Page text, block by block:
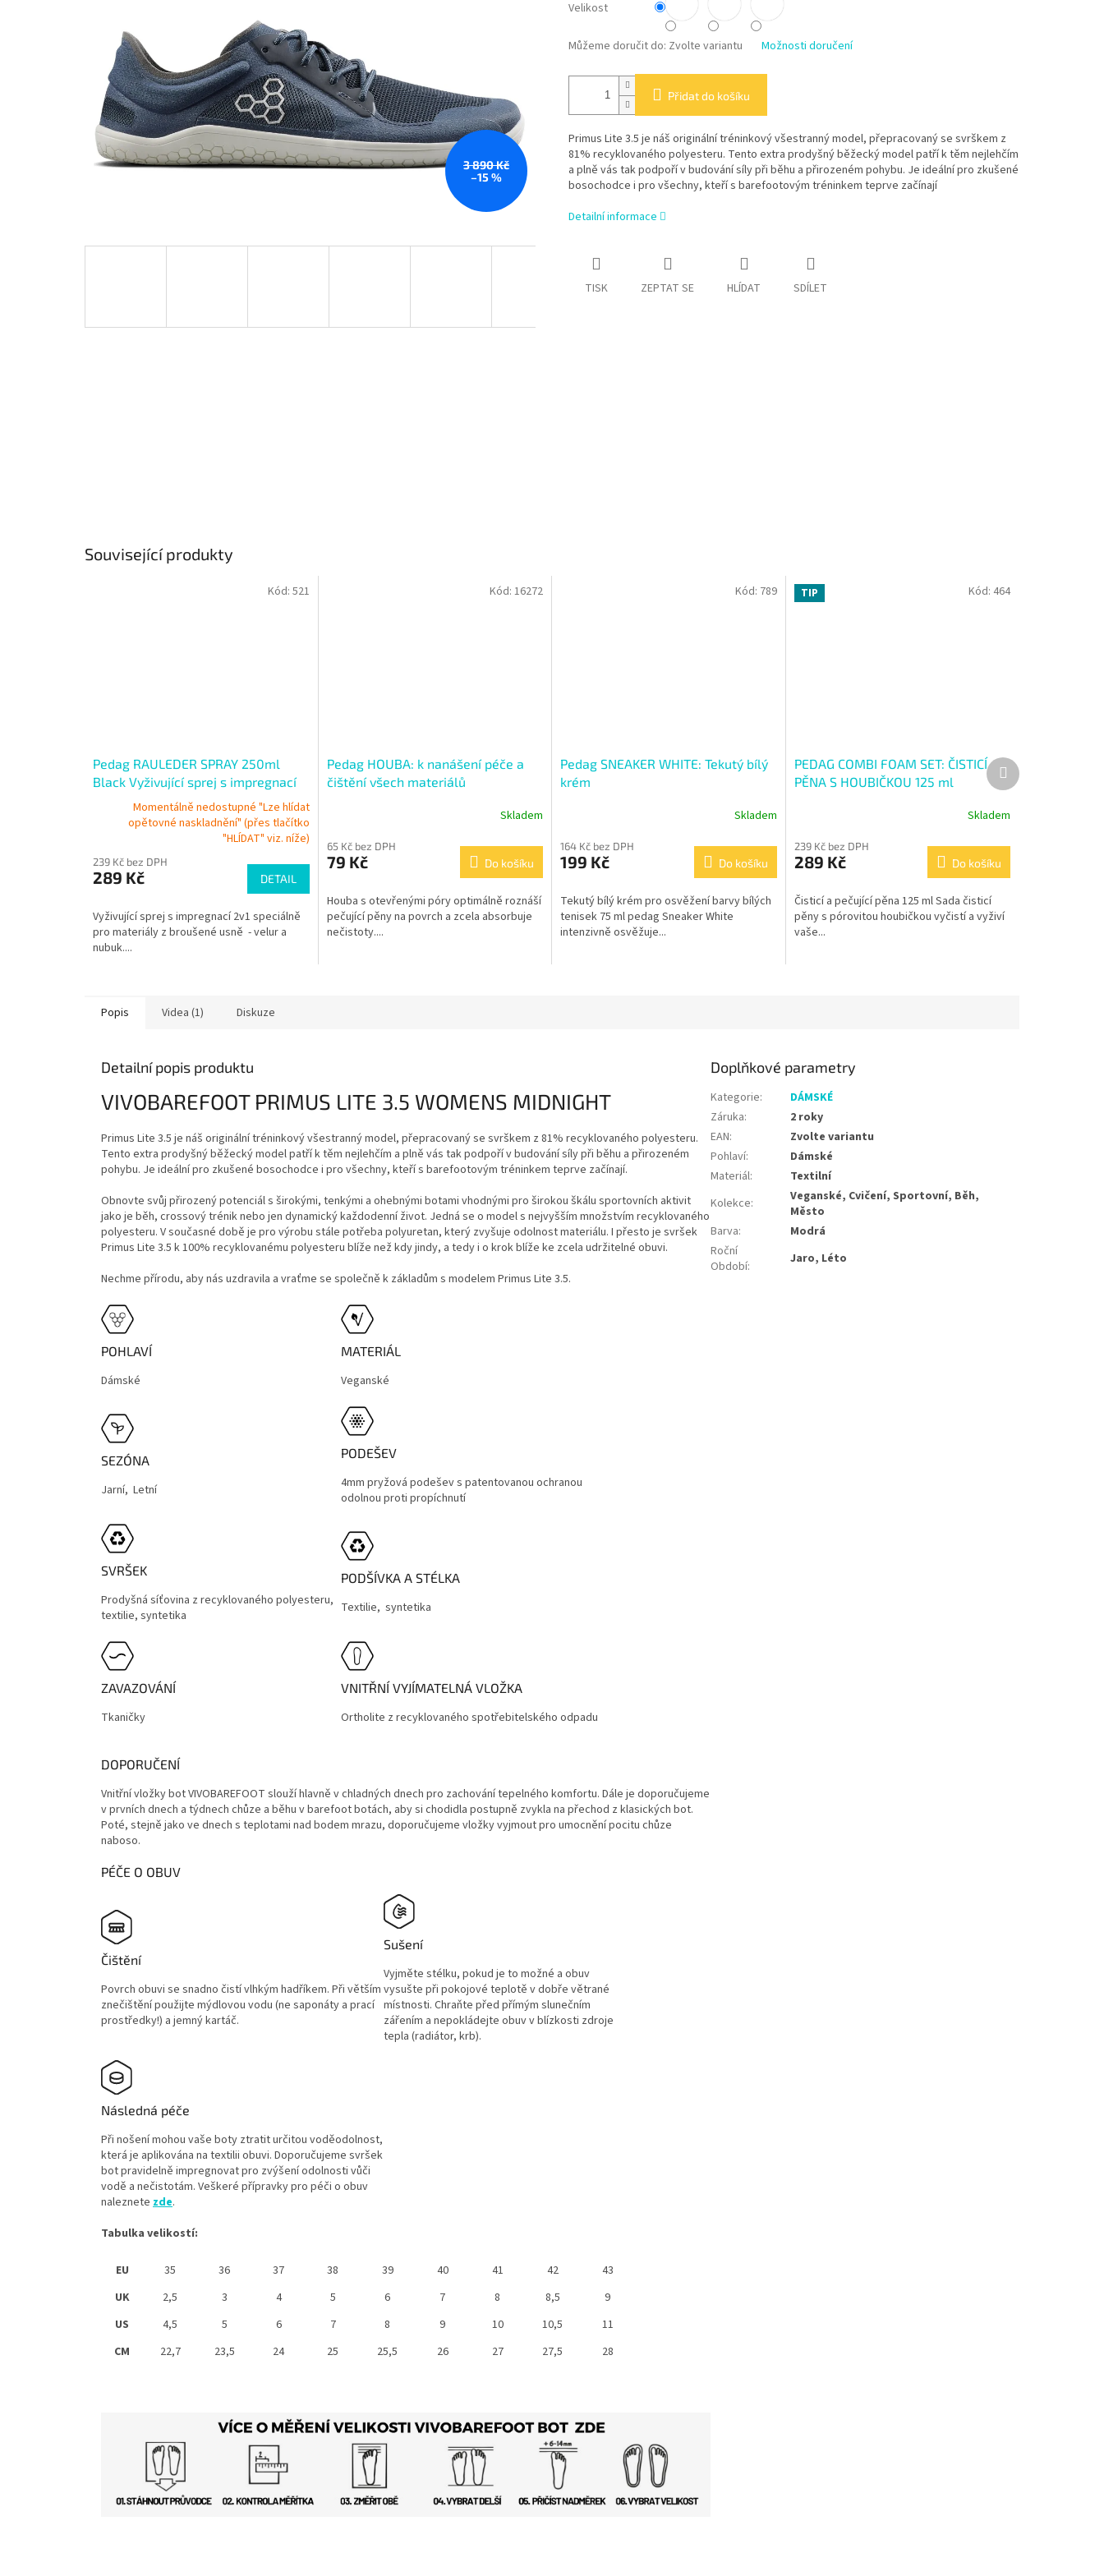
3 890 Kč
–15 %
Velikost
Můžeme doručit do: Zvolte variantu Možnosti doručení
Přidat do košíku
Primus Lite 3.5 je náš originální tréninkový všestranný model, přepracovaný se svrškem z
81% recyklovaného polyesteru. Tento extra prodyšný běžecký model patří k těm nejlehčím
a plně vás tak podpoří v budování síly při běhu a přirozeném pohybu. Je ideální pro zkušené
bosochodce i pro všechny, kteří s barefootovým tréninkem teprve začínají
Detailní informace
TISK ZEPTAT SE HLÍDAT SDÍLET
Související produkty
Pedag RAULEDER SPRAY 250ml
Black Vyživující sprej s impregnací
Momentálně nedostupné "Lze hlídat
opětovné naskladnění" (přes tlačítko
"HLÍDAT" viz. níže)
239 Kč bez DPH
289 Kč DETAIL
Vyživující sprej s impregnací 2v1 speciálně
pro materiály z broušené usně - velur a
nubuk....
Kód: 521
Pedag HOUBA: k nanášení péče a
čištění všech materiálů
Skladem
65 Kč bez DPH
79 Kč Do košíku
Houba s otevřenými póry optimálně roznáší
pečující pěny na povrch a zcela absorbuje
nečistoty....
Kód: 16272
Pedag SNEAKER WHITE: Tekutý bílý
krém
Skladem
164 Kč bez DPH
199 Kč Do košíku
Tekutý bílý krém pro osvěžení barvy bílých
tenisek 75 ml pedag Sneaker White
intenzivně osvěžuje...
Kód: 789 TIP
PEDAG COMBI FOAM SET: ČISTICÍ
PĚNA S HOUBIČKOU 125 ml
Skladem
239 Kč bez DPH
289 Kč Do košíku
Čisticí a pečující pěna 125 ml Sada čisticí
pěny s pórovitou houbičkou vyčistí a vyživí
vaše...
Kód: 464
Další
produkt
Popis Videa (1) Diskuze
Detailní popis produktu
VIVOBAREFOOT PRIMUS LITE 3.5 WOMENS MIDNIGHT
Primus Lite 3.5 je náš originální tréninkový všestranný model, přepracovaný se svrškem z 81% recyklovaného polyesteru.
Tento extra prodyšný běžecký model patří k těm nejlehčím a plně vás tak podpoří v budování síly při běhu a přirozeném
pohybu. Je ideální pro zkušené bosochodce i pro všechny, kteří s barefootovým tréninkem teprve začínají.
Obnovte svůj přirozený potenciál s širokými, tenkými a ohebnými botami vhodnými pro širokou škálu sportovních aktivit
jako je běh, crossový trénik nebo jen dynamický každodenní život. Jedná se o model s nejvyšším množstvím recyklovaného
polyesteru. V současné době je pro výrobu stále potřeba polyuretan, který zvyšuje odolnost materiálu. I přesto je svršek
Primus Lite 3.5 k 100% recyklovanému polyesteru blíže než kdy jindy, a tedy i o krok blíže ke zcela udržitelné obuvi.
Nechme přírodu, aby nás uzdravila a vraťme se společně k základům s modelem Primus Lite 3.5.
POHLAVÍ
Dámské
MATERIÁL
Veganské
SEZÓNA
Jarní, Letní
PODEŠEV
4mm pryžová podešev s patentovanou ochranou
odolnou proti propíchnutí
SVRŠEK
Prodyšná síťovina z recyklovaného polyesteru,
textilie, syntetika
PODŠÍVKA A STÉLKA
Textilie, syntetika
ZAVAZOVÁNÍ
Tkaničky
VNITŘNÍ VYJÍMATELNÁ VLOŽKA
Ortholite z recyklovaného spotřebitelského odpadu
DOPORUČENÍ
Vnitřní vložky bot VIVOBAREFOOT slouží hlavně v chladných dnech pro zachování tepelného komfortu. Dále je doporučujeme
v prvních dnech a týdnech chůze a běhu v barefoot botách, aby si chodidla postupně zvykla na přechod z klasických bot.
Poté, stejně jako ve dnech s teplotami nad bodem mrazu, doporučujeme vložky vyjmout pro umocnění pocitu chůze
naboso.
PÉČE O OBUV
Čištění
Povrch obuvi se snadno čistí vlhkým hadříkem. Při větším
znečištění použijte mýdlovou vodu (ne saponáty a prací
prostředky!) a jemný kartáč.
Sušení
Vyjměte stélku, pokud je to možné a obuv
vysušte při pokojové teplotě v dobře větrané
místnosti. Chraňte před přímým slunečním
zářením a nepokládejte obuv v blízkosti zdroje
tepla (radiátor, krb).
Následná péče
Při nošení mohou vaše boty ztratit určitou voděodolnost,
která je aplikována na textilii obuvi. Doporučujeme svršek
bot pravidelně impregnovat pro zvýšení odolnosti vůči
vodě a nečistotám. Veškeré přípravky pro péči o obuv
naleznete zde.
Tabulka velikostí:
EU 35 36 37 38 39 40 41 42
43
UK
2,5 3 4 5 6 7 8 8,5
9
US
4,5 5 6 7 8 9 10 10,5
11
CM
22,7 23,5 24 25 25,5 26 27 27,5 28
Doplňkové parametry
Kategorie:
DÁMSKÉ
Záruka:
2 roky
EAN:
Zvolte variantu
Pohlaví:
Dámské
Materiál:
Textilní
Kolekce:
Veganské, Cvičení, Sportovní, Běh,
Město
Barva:
Modrá
Roční
Období: Jaro, Léto